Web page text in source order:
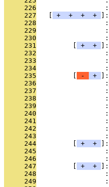
     226
                 :
     227
+ + + + ]:
     228
     229
     230
                 :
     231
+ + ]:
     232
                 :
     233
     234
                 :
     235
- + ]:
     236
                 :
     237
                 :
     238
     239
     240
     241
     242
                 :
     243
     244
+ + ]:
     245
                 :
     246
     247
+ + ]:
     248
                 :
     249
                 :